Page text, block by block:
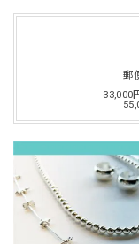
郵
33,000